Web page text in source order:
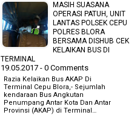
MASIH SUASANA
OPERASI PATUH, UNIT
LANTAS POLSEK CEPU
POLRES BLORA
BERSAMA DISHUB CEK
KELAIKAN BUS DI
TERMINAL
19.05.2017 - 0 Comments
Razia Kelaikan Bus AKAP Di
Terminal Cepu Blora,- Sejumlah
kendaraan Bus Angkutan
Penumpang Antar Kota Dan Antar
Provinsi (AKAP) di Terminal…